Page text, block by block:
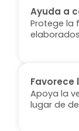
Ayuda a
Protege la
Favorece
Apoya la
lugar de